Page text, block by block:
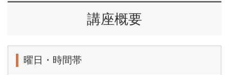
講座概要
曜日・時間帯